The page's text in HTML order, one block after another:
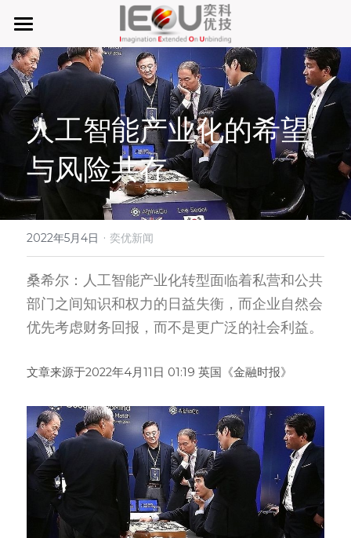
首页
D系微仓（热销）
产品与服务
单元智能化
单元智慧化
6S精益管理必备品
行业应用及案列
MRO工业物料智能化管理
手机平板智能存储
废旧家电拆解解决方案
关于奕优
公司介绍
知识奕优
新闻动态
服务模式
联系我们
搜索
人工智能产业化的希望
与风险共存
2022年5月4日 · 奕优新闻
桑希尔：人工智能产业化转型面临着私营和公共
部门之间知识和权力的日益失衡，而企业自然会
优先考虑财务回报，而不是更广泛的社会利益。
文章来源于2022年4月11日 01:19 英国《金融时报》